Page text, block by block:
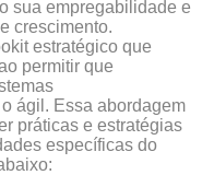
sua empregabilidade e
crescimento.
estratégico que
permitir que
ágil. Essa abordagem
práticas e estratégias
específicas do